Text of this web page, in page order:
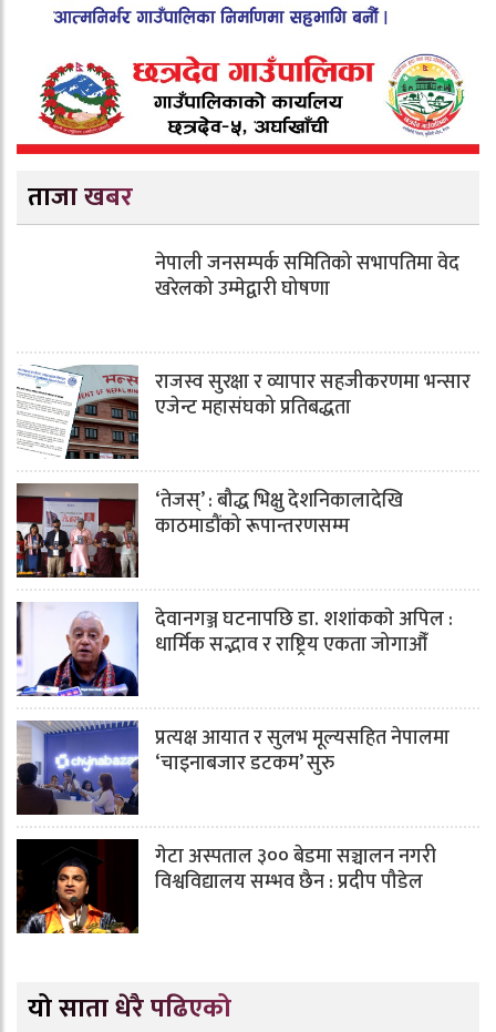
ताजा खबर
नेपाली जनसम्पर्क समितिको सभापतिमा वेद
खरेलको उम्मेद्वारी घोषणा
राजस्व सुरक्षा र व्यापार सहजीकरणमा भन्सार
एजेन्ट महासंघको प्रतिबद्धता
‘तेजस्’ : बौद्ध भिक्षु देशनिकालादेखि
काठमाडौंको रूपान्तरणसम्म
देवानगञ्ज घटनापछि डा. शशांककाे अपिल :
धार्मिक सद्भाव र राष्ट्रिय एकता जोगाऔँ
प्रत्यक्ष आयात र सुलभ मूल्यसहित नेपालमा
‘चाइनाबजार डटकम’ सुरु
गेटा अस्पताल ३०० बेडमा सञ्चालन नगरी
विश्वविद्यालय सम्भव छैन : प्रदीप पौडेल
यो साता धेरै पढिएको